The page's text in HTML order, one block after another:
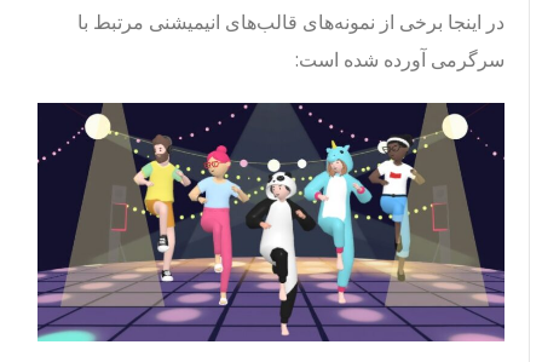
در اینجا برخی از نمونه‌های قالب‌های انیمیشنی مرتبط با
سرگرمی آورده شده است: